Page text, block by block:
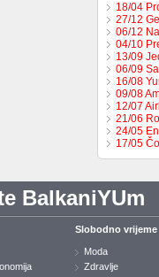
18/04
27/12
06/12
04/10
13/09
06/09
16/08
09/08
12/07
21/06
24/05
17/05
BalkaniYUm
Slobodno vrijeme
Moda
Zdravlje